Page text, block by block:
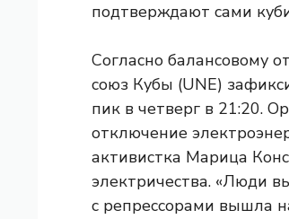
подтверждают сами
Согласно балансовому
союз Кубы (UNE)
пик в четверг в 21:20.
отключение
активистка Марица
электричества. «Люди
с репрессорами вышла